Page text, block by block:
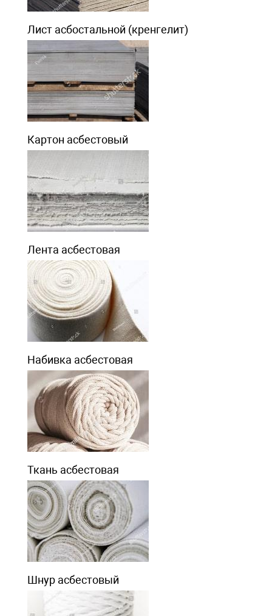
Лист асбостальной (кренгелит)
Картон асбестовый
Лента асбестовая
Набивка асбестовая
Ткань асбестовая
Шнур асбестовый